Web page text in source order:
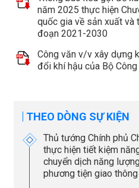
năm 2025 thực hiện
quốc gia về sản xuất và
đoạn 2021-2030
Công văn v/v xây dựng
đổi khí hậu của Bộ
THEO DÒNG SỰ KIỆN
Thủ tướng Chính phủ
thực hiện tiết kiệm
chuyển dịch năng
phương tiện giao